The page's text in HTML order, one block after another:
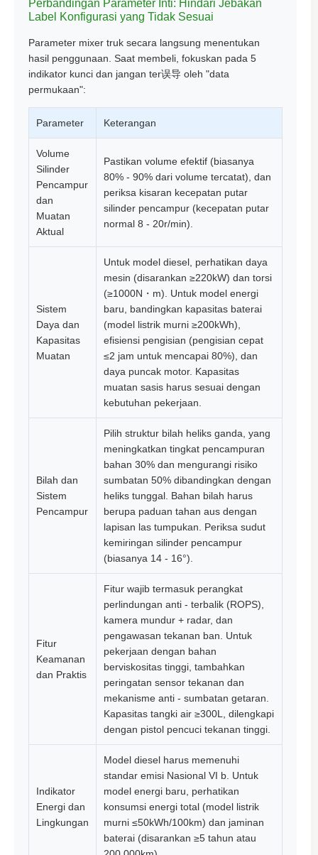
Perbandingan Parameter Inti: Hindari Jebakan
Label Konfigurasi yang Tidak Sesuai
Parameter mixer truk secara langsung menentukan
hasil penggunaan. Saat membeli, fokuskan pada 5
indikator kunci dan jangan ter误导 oleh "data
permukaan":
Parameter Keterangan
Volume
Silinder
Pencampur
dan
Muatan
Aktual
Pastikan volume efektif (biasanya
80% - 90% dari volume tercatat), dan
periksa kisaran kecepatan putar
silinder pencampur (kecepatan putar
normal 8 - 20r/min).
Sistem
Daya dan
Kapasitas
Muatan
Untuk model diesel, perhatikan daya
mesin (disarankan ≥220kW) dan torsi
(≥1000N・m). Untuk model energi
baru, bandingkan kapasitas baterai
(model listrik murni ≥200kWh),
efisiensi pengisian (pengisian cepat
≤2 jam untuk mencapai 80%), dan
daya puncak motor. Kapasitas
muatan sasis harus sesuai dengan
kebutuhan pekerjaan.
Bilah dan
Sistem
Pencampur
Pilih struktur bilah heliks ganda, yang
meningkatkan tingkat pencampuran
bahan 30% dan mengurangi risiko
sumbatan 50% dibandingkan dengan
heliks tunggal. Bahan bilah harus
berupa paduan tahan aus dengan
lapisan las tumpukan. Periksa sudut
kemiringan silinder pencampur
(biasanya 14 - 16°).
Fitur
Keamanan
dan Praktis
Fitur wajib termasuk perangkat
perlindungan anti - terbalik (ROPS),
kamera mundur + radar, dan
pengawasan tekanan ban. Untuk
pekerjaan dengan bahan
berviskositas tinggi, tambahkan
peringatan sensor tekanan dan
mekanisme anti - sumbatan getaran.
Kapasitas tangki air ≥300L, dilengkapi
dengan pistol pencuci tekanan tinggi.
Indikator
Energi dan
Lingkungan
Model diesel harus memenuhi
standar emisi Nasional VI b. Untuk
model energi baru, perhatikan
konsumsi energi total (model listrik
murni ≤50kWh/100km) dan jaminan
baterai (disarankan ≥5 tahun atau